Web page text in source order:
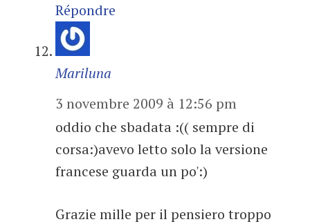
Répondre
Mariluna
3 novembre 2009 à 12:56 pm
oddio che sbadata :(( sempre di
corsa:)avevo letto solo la versione
francese guarda un po':)
Grazie mille per il pensiero troppo